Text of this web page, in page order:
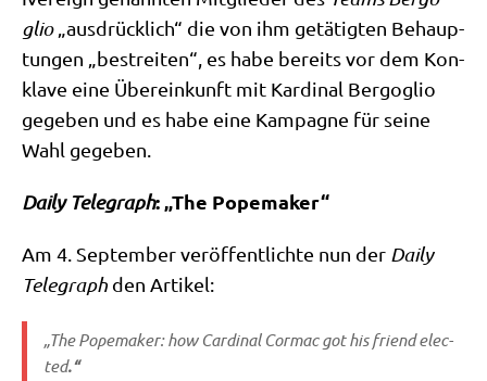
glio„aus­drück­lich“ die von ihm getä­tig­ten Behaup­
tun­gen „bestrei­ten“, es habe bereits vor dem Kon­
kla­ve eine Über­ein­kunft mit Kar­di­nal Berg­o­glio
gege­ben und es habe eine Kam­pa­gne für sei­ne
Wahl gegeben.
Dai­ly Tele­graph: „The Popemaker“
Am 4. Sep­tem­ber ver­öf­fent­lich­te nun der Dai­ly
Tele­graph den Artikel:
„The Pope­ma­ker: how Car­di­nal Cor­mac got his fri­end elec­
ted.“